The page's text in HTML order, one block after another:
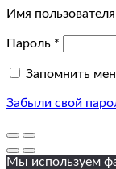
Имя
Пароль *
Запомнить
Забыли свой
Мы используем